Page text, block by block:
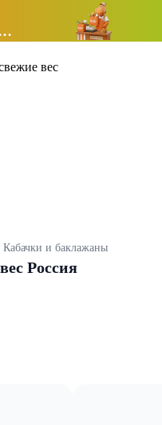
Кабачки и баклажаны
Россия